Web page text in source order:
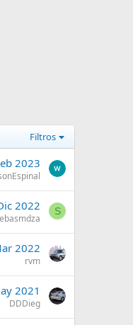
Filtros
2023
2022 S
2022
rvm
2021
DDDieg